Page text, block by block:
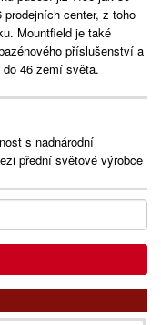
center, z toho
Mountfield je také
příslušenství a
46 zemí světa.
s nadnárodní
přední světové výrobce